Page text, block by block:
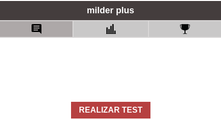
milder plus
REALIZAR TEST